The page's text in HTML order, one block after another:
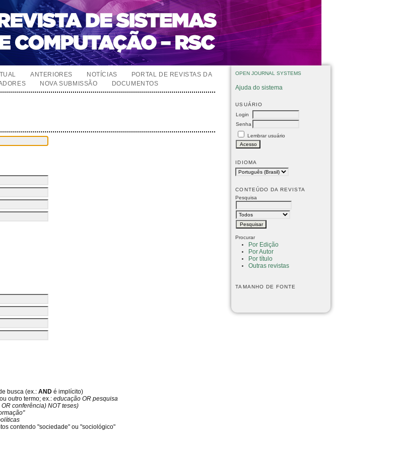
OPEN JOURNAL SYSTEMS
Ajuda do sistema
USUÁRIO
Login
Senha
Lembrar usuário
IDIOMA
CONTEÚDO DA REVISTA
Pesquisa
Procurar
Por Edição
Por Autor
Por título
Outras revistas
TAMANHO DE FONTE
ANTERIORES NOTÍCIAS
PORTAL DE REVISTAS DA
NOVA SUBMISSÃO DOCUMENTOS
busca (ex.:AND é implícito)
outro termo; ex.:educação OR pesquisa
conferência) NOT teses)
contendo "sociedade" ou "sociológico"